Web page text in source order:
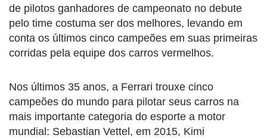
de pilotos ganhadores de campeonato no debute
pelo time costuma ser dos melhores, levando em
conta os últimos cinco campeões em suas primeiras
corridas pela equipe dos carros vermelhos.
Nos últimos 35 anos, a Ferrari trouxe cinco
campeões do mundo para pilotar seus carros na
mais importante categoria do esporte a motor
mundial: Sebastian Vettel, em 2015, Kimi